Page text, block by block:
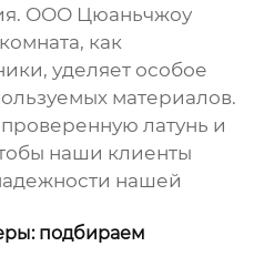
ООО Цюаньчжоу
как
уделяет особое
материалов.
латунь и
наши клиенты
нашей
подбираем